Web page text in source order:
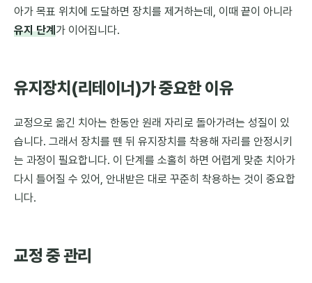
아가 목표 위치에 도달하면 장치를 제거하는데, 이때 끝이 아니라
유지 단계가 이어집니다.
유지장치(리테이너)가 중요한 이유
교정으로 옮긴 치아는 한동안 원래 자리로 돌아가려는 성질이 있
습니다. 그래서 장치를 뗀 뒤 유지장치를 착용해 자리를 안정시키
는 과정이 필요합니다. 이 단계를 소홀히 하면 어렵게 맞춘 치아가
다시 틀어질 수 있어, 안내받은 대로 꾸준히 착용하는 것이 중요합
니다.
교정 중 관리